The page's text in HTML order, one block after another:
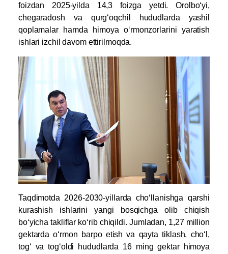
foizdan 2025-yilda 14,3 foizga yetdi. Orolbo‘yi,
chegaradosh va qurg‘oqchil hududlarda yashil
qoplamalar hamda himoya o‘rmonzorlarini yaratish
ishlari izchil davom ettirilmoqda.
Taqdimotda 2026-2030-yillarda cho‘llanishga qarshi
kurashish ishlarini yangi bosqichga olib chiqish
bo‘yicha takliflar ko‘rib chiqildi. Jumladan, 1,27 million
gektarda o‘rmon barpo etish va qayta tiklash, cho‘l,
tog‘ va tog‘oldi hududlarda 16 ming gektar himoya